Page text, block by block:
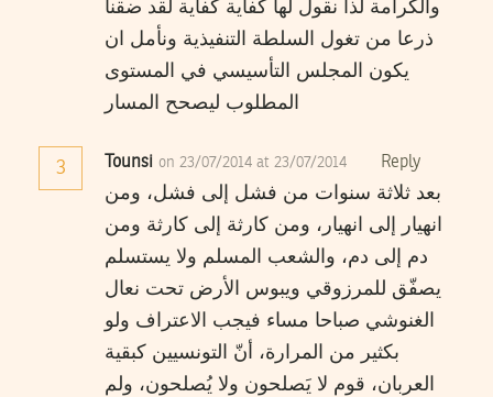
والكرامة لذا نقول لها كفاية كفاية لقد ضقنا
ذرعا من تغول السلطة التنفيذية ونأمل ان
يكون المجلس التأسيسي في المستوى
المطلوب ليصحح المسار
3 Tounsi on 23/07/2014 at 23/07/2014 Reply
بعد ثلاثة سنوات من فشل إلى فشل، ومن
انهيار إلى انهيار، ومن كارثة إلى كارثة ومن
دم إلى دم، والشعب المسلم ولا يستسلم
يصفّق للمرزوقي ويبوس الأرض تحت نعال
الغنوشي صباحا مساء فيجب الاعتراف ولو
بكثير من المرارة، أنّ التونسيين كبقية
العربان، قوم لا يَصلحون ولا يُصلحون، ولم